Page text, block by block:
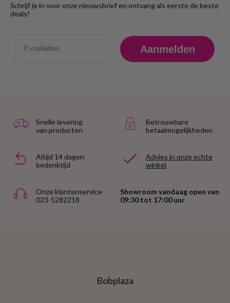
Schrijf je in voor onze nieuwsbrief en ontvang als eerste de beste
deals!
Aanmelden
Snelle levering
van producten
Betrouwbare
betaalmogelijkheden
Altijd 14 dagen
bedenktijd
Advies in onze echte
winkel
Onze klantenservice
023-5282218
Showroom vandaag open van
09:30 tot 17:00 uur
Bobplaza